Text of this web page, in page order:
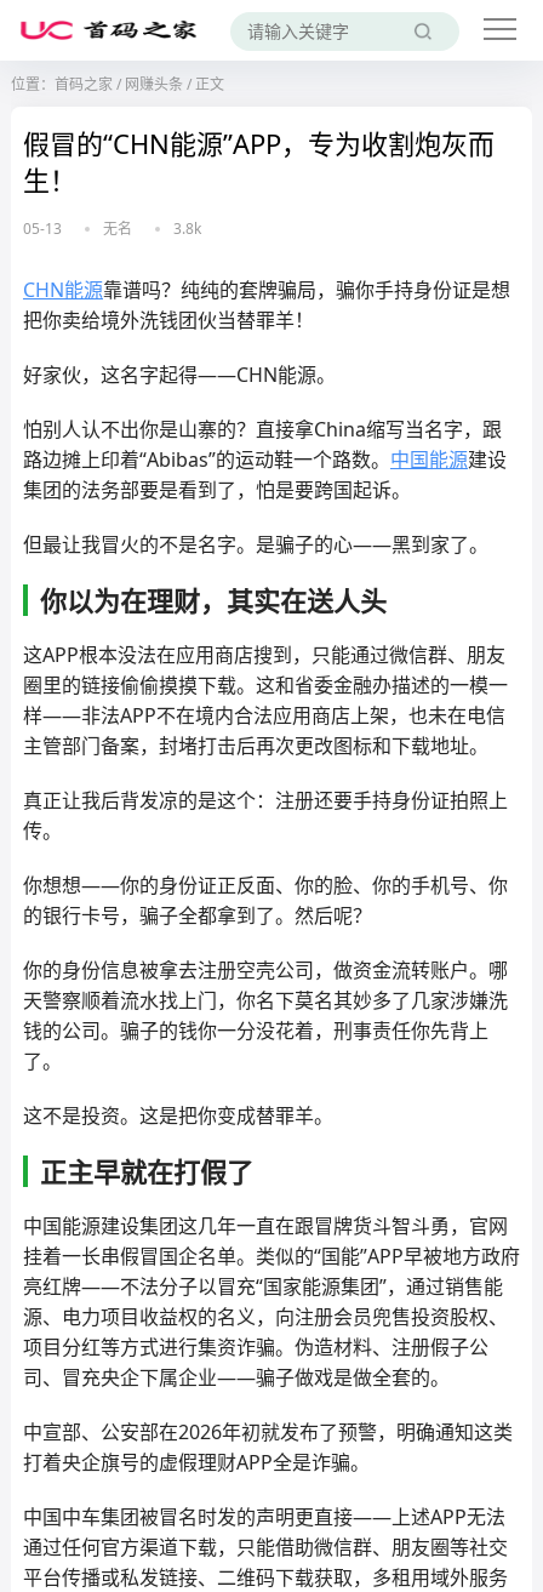
位置： 首码之家 / 网赚头条 /正文
假冒的“CHN能源”APP，专为收割炮灰而
生！
05-13 无名 3.8k
CHN能源靠谱吗？纯纯的套牌骗局，骗你手持身份证是想
把你卖给境外洗钱团伙当替罪羊！
好家伙，这名字起得——CHN能源。
怕别人认不出你是山寨的？直接拿China缩写当名字，跟
路边摊上印着“Abibas”的运动鞋一个路数。 中国能源建设
集团的法务部要是看到了，怕是要跨国起诉。
但最让我冒火的不是名字。是骗子的心——黑到家了。
你以为在理财，其实在送人头
这APP根本没法在应用商店搜到，只能通过微信群、朋友
圈里的链接偷偷摸摸下载。这和省委金融办描述的一模一
样——非法APP不在境内合法应用商店上架，也未在电信
主管部门备案，封堵打击后再次更改图标和下载地址。
真正让我后背发凉的是这个：注册还要手持身份证拍照上
传。
你想想——你的身份证正反面、你的脸、你的手机号、你
的银行卡号，骗子全都拿到了。然后呢？
你的身份信息被拿去注册空壳公司，做资金流转账户。哪
天警察顺着流水找上门，你名下莫名其妙多了几家涉嫌洗
钱的公司。骗子的钱你一分没花着，刑事责任你先背上
了。
这不是投资。这是把你变成替罪羊。
正主早就在打假了
中国能源建设集团这几年一直在跟冒牌货斗智斗勇，官网
挂着一长串假冒国企名单。类似的“国能”APP早被地方政府
亮红牌——不法分子以冒充“国家能源集团”，通过销售能
源、电力项目收益权的名义，向注册会员兜售投资股权、
项目分红等方式进行集资诈骗。伪造材料、注册假子公
司、冒充央企下属企业——骗子做戏是做全套的。
中宣部、公安部在2026年初就发布了预警，明确通知这类
打着央企旗号的虚假理财APP全是诈骗。
中国中车集团被冒名时发的声明更直接——上述APP无法
通过任何官方渠道下载，只能借助微信群、朋友圈等社交
平台传播或私发链接、二维码下载获取，多租用域外服务